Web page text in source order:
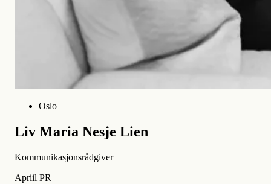
Oslo
Liv Maria Nesje Lien
Kommunikasjonsrådgiver
Apriil PR